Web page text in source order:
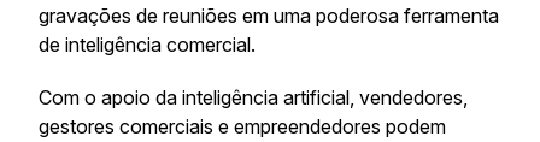
gravações de reuniões em uma poderosa ferramenta
de inteligência comercial.
Com o apoio da inteligência artificial, vendedores,
gestores comerciais e empreendedores podem